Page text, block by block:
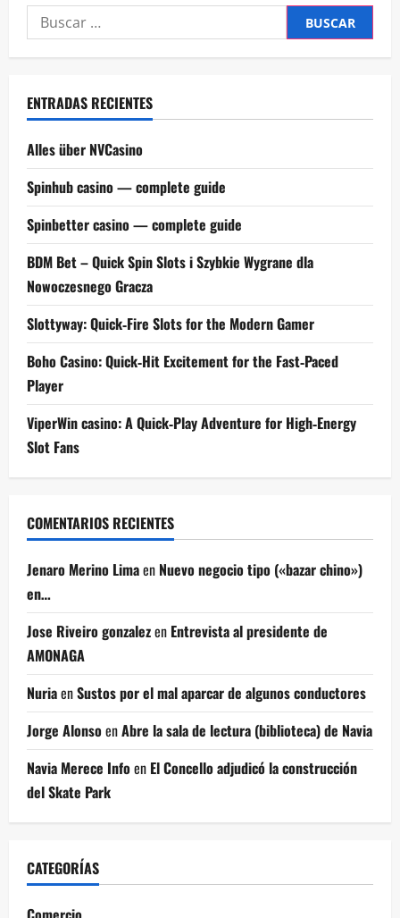
Buscar:
ENTRADAS RECIENTES
Alles über NVCasino
Spinhub casino — complete guide
Spinbetter casino — complete guide
BDM Bet – Quick Spin Slots i Szybkie Wygrane dla
Nowoczesnego Gracza
Slottyway: Quick‑Fire Slots for the Modern Gamer
Boho Casino: Quick‑Hit Excitement for the Fast‑Paced
Player
ViperWin casino: A Quick‑Play Adventure for High‑Energy
Slot Fans
COMENTARIOS RECIENTES
Jenaro Merino Limaen Nuevo negocio tipo («bazar chino»)
en…
Jose Riveiro gonzalezen Entrevista al presidente de
AMONAGA
NuriaenSustos por el mal aparcar de algunos conductores
Jorge AlonsoenAbre la sala de lectura (biblioteca) de Navia
Navia Merece Infoen El Concello adjudicó la construcción
del Skate Park
CATEGORÍAS